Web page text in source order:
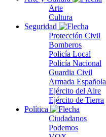
Arte
Cultura
Seguridad
Protección Civil
Bomberos
Policía Local
Policía Nacional
Guardia Civil
Armada Española
Ejército del Aire
Ejército de Tierra
Política
Ciudadanos
Podemos